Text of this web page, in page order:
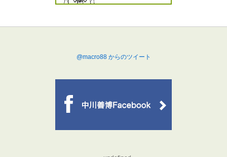
@macro88 からのツイート